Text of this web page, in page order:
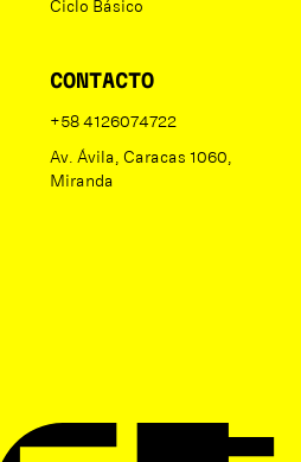
CONTACTO
+58 4126074722
Av. Ávila, Caracas 1060,
Miranda